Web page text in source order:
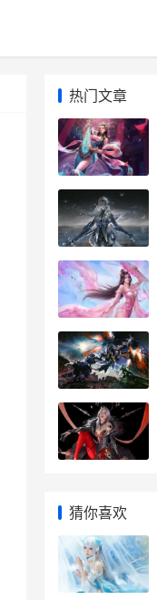
热门文章
猜你喜欢